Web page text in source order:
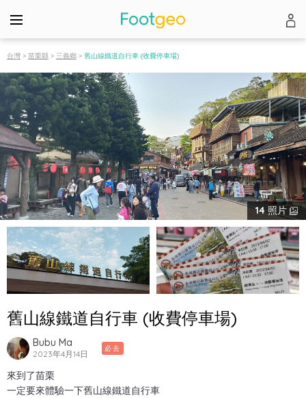
台灣 > 苗栗縣 > 三義鄉 > 舊山線鐵道自行車 (收費停車場)
14照片
舊山線鐵道自行車 (收費停車場)
Bubu Ma
2023年4月14日
必去
來到了苗栗
一定要來體驗一下舊山線鐵道自行車